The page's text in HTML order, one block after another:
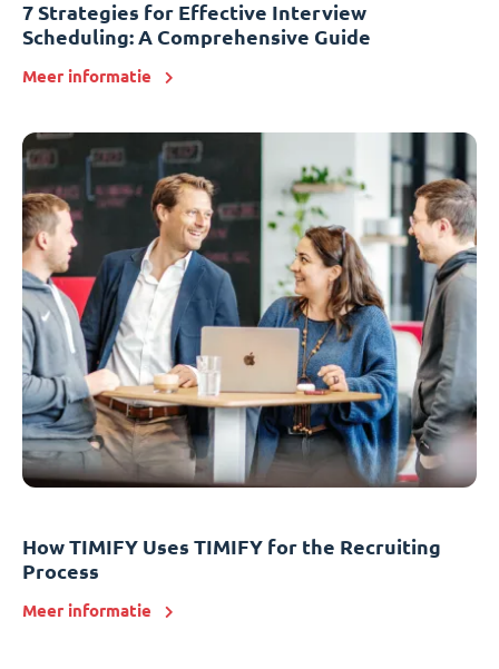
7 Strategies for Effective Interview
Scheduling: A Comprehensive Guide
Meer informatie
How TIMIFY Uses TIMIFY for the Recruiting
Process
Meer informatie